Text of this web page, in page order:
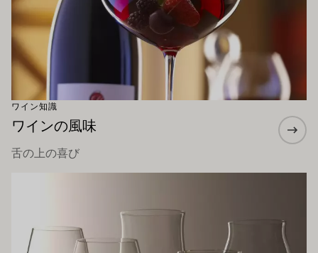
ワイン知識
ワインの風味
舌の上の喜び